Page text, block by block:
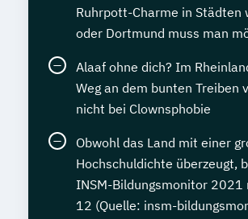
Ruhrpott-Charme in Städten
oder Dortmund muss man
Alaaf ohne dich? Im
Weg an dem bunten Treiben
nicht bei Clownsphobie
Obwohl das Land mit einer
Hochschuldichte überzeugt,
INSM-Bildungsmonitor 2021
12 (Quelle: insm-